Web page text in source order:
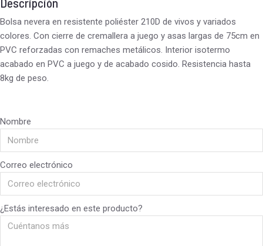
Bolsa nevera en resistente poliéster 210D de vivos y variados
colores. Con cierre de cremallera a juego y asas largas de 75cm en
PVC reforzadas con remaches metálicos. Interior isotermo
acabado en PVC a juego y de acabado cosido. Resistencia hasta
8kg de peso.
Nombre
Correo electrónico
¿Estás interesado en este producto?